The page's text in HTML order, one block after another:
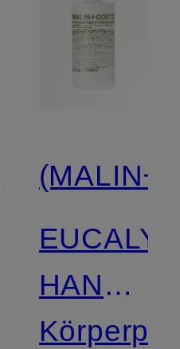
HAND
+